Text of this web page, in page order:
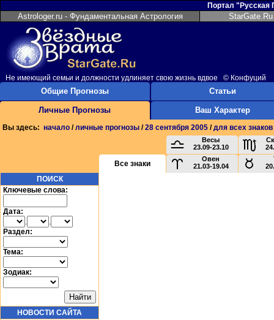
Портал "Русская
Astrologer.ru - Фундаментальная Астрология
Не имеющий семьи и должности удлиняет свою жизнь вдвое © Конфуций
Общие Прогнозы
Личные Прогнозы
Статьи
Ваш Характер
Вы здесь: начало /личные прогнозы /28 сентября 2005 /для всех знаков
Весы
23.09-23.10
Все знаки
Овен
21.03-19.04
ПОИСК
Ключевые слова:
Дата:
.
.
Раздел:
Тема:
Зодиак:
НОВОСТИ САЙТА